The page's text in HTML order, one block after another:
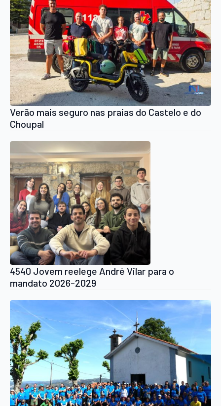
Verão mais seguro nas praias do Castelo e do
Choupal
4540 Jovem reelege André Vilar para o
mandato 2026-2029